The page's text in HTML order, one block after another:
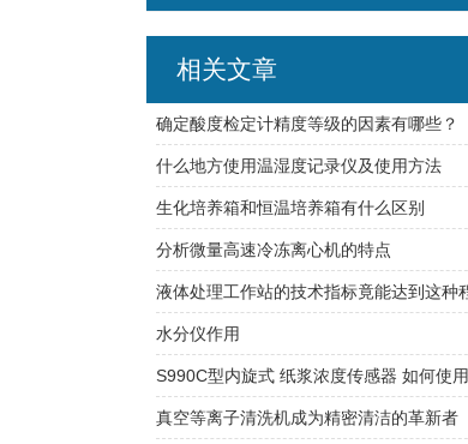
相关文章
确定酸度检定计精度等级的因素有哪些？
什么地方使用温湿度记录仪及使用方法
生化培养箱和恒温培养箱有什么区别
分析微量高速冷冻离心机的特点
水分仪作用
S990C型内旋式 纸浆浓度传感器 如何使用
真空等离子清洗机成为精密清洁的革新者